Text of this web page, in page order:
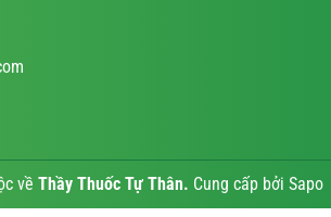
về Thầy Thuốc Tự Thân. Cung cấp bởi Sapo